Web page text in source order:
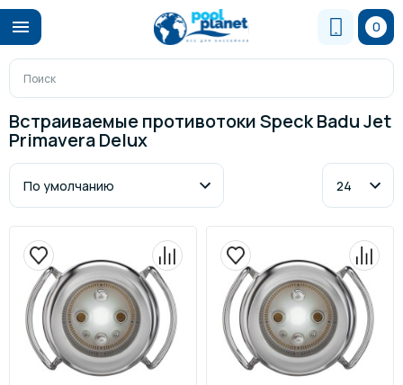
0
Встраиваемые противотоки Speck Badu Jet
Primavera Delux